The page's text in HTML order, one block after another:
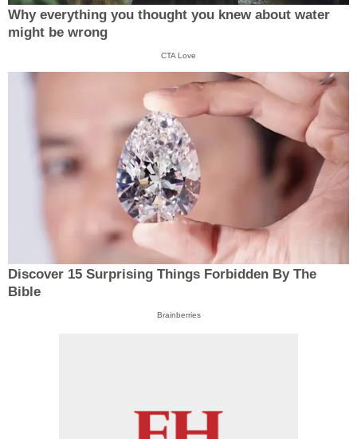
Why everything you thought you knew about water
might be wrong
CTA Love
Discover 15 Surprising Things Forbidden By The
Bible
Brainberries